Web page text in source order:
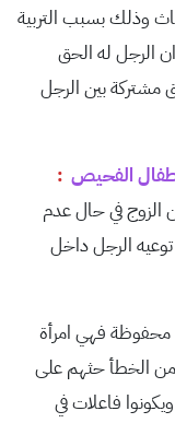
وذلك بسبب التربية
الرجل له الحق
مشتركة بين الرجل
الفحيص :
الزوج في حال عدم
توعيه الرجل داخل
محفوظة فهي امرأة
من الخطأ حثهم على
فاعلات في